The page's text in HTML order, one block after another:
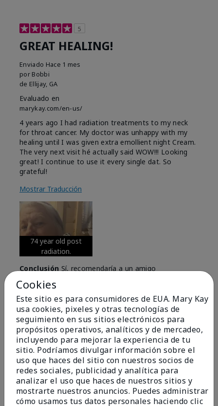
5
GREAT HEALING!
Enviado Hace 1 mes
por Bobbi
de Ellijay, GA
Evaluado en
marykay.com/en-us/
4 years ago I had radiation treatments to my neck
for throat cancer. My doctor was unhappy with my
healing until I was given extra emollient night Cream.
The very next visit hé actually said WOW!!! Looking
great! I continue to use it every single dat. So
grateful!
Mostrar Traducción
74 year old post
radiation.
ConclusiónSí, recomendaría a un amigo
¿Le ha resultado útil esta
opinión?
6 0
Marcar esta opinión
5
Great Night time emollient
Cookies
Este sitio es para consumidores de EUA. Mary Kay
usa cookies, pixeles y otras tecnologías de
seguimiento en sus sitios electrónicos para
propósitos operativos, analíticos y de mercadeo,
incluyendo para mejorar la experiencia de tu
sitio. Podríamos divulgar información sobre el
uso que haces del sitio con nuestros socios de
redes sociales, publicidad y analítica para
analizar el uso que haces de nuestros sitios y
mostrarte nuestros anuncios. Puedes administrar
cómo usamos tus datos personales haciendo clic